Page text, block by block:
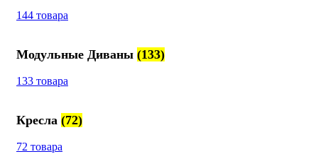
144 товара
Модульные Диваны (133)
133 товара
Кресла (72)
72 товара